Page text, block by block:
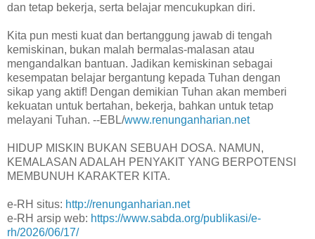
dan tetap bekerja, serta belajar mencukupkan diri.
Kita pun mesti kuat dan bertanggung jawab di tengah
kemiskinan, bukan malah bermalas-malasan atau
mengandalkan bantuan. Jadikan kemiskinan sebagai
kesempatan belajar bergantung kepada Tuhan dengan
sikap yang aktif! Dengan demikian Tuhan akan memberi
kekuatan untuk bertahan, bekerja, bahkan untuk tetap
melayani Tuhan. --EBL/www.renunganharian.net
HIDUP MISKIN BUKAN SEBUAH DOSA. NAMUN,
KEMALASAN ADALAH PENYAKIT YANG BERPOTENSI
MEMBUNUH KARAKTER KITA.
e-RH situs: http://renunganharian.net
e-RH arsip web: https://www.sabda.org/publikasi/e-
rh/2026/06/17/